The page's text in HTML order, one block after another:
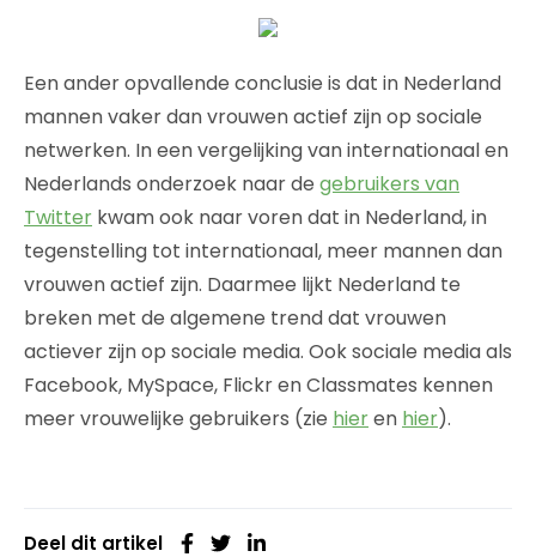
Een ander opvallende conclusie is dat in Nederland
mannen vaker dan vrouwen actief zijn op sociale
netwerken. In een vergelijking van internationaal en
Nederlands onderzoek naar de gebruikers van
Twitter kwam ook naar voren dat in Nederland, in
tegenstelling tot internationaal, meer mannen dan
vrouwen actief zijn. Daarmee lijkt Nederland te
breken met de algemene trend dat vrouwen
actiever zijn op sociale media. Ook sociale media als
Facebook, MySpace, Flickr en Classmates kennen
meer vrouwelijke gebruikers (zie hieren hier).
Deel dit artikel